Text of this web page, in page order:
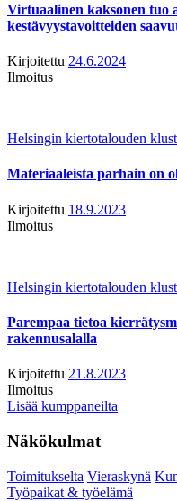
Virtuaalinen kaksonen tuo
kestävyystavoitteiden
Kirjoitettu 24.6.2024
Ilmoitus
Helsingin kiertotalouden
Materiaaleista parhain on
Kirjoitettu 18.9.2023
Ilmoitus
Helsingin kiertotalouden
Parempaa tietoa
rakennusalalla
Kirjoitettu 21.8.2023
Ilmoitus
Lisää kumppaneilta
Näkökulmat
Toimitukselta Vieraskynä
Työpaikat & työelämä